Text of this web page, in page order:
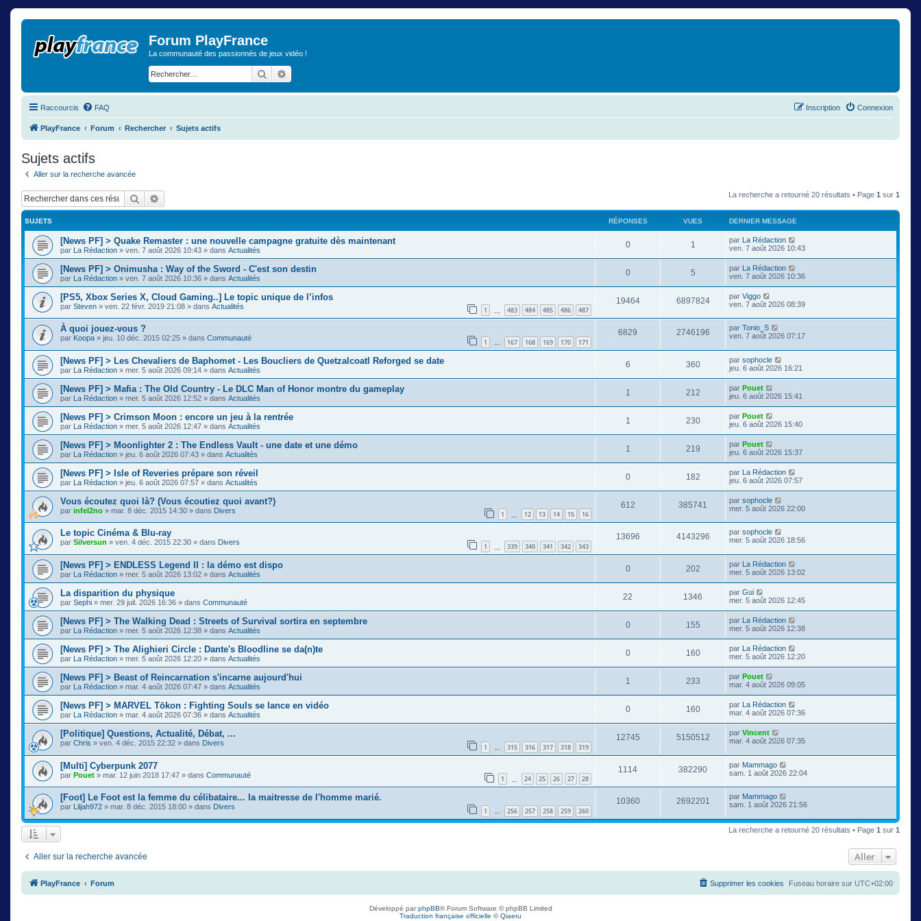
Forum PlayFrance
La communauté des passionnés de jeux vidéo !
Rechercher
Raccourcis FAQ Connexion
Inscription
PlayFrance Forum Rechercher Sujets actifs
Sujets actifs
Aller sur la recherche avancée
Rechercher La recherche a retourné 20 résultats • Page 1 sur 1
SUJETS RÉPONSES VUES DERNIER MESSAGE
[News PF] > Quake Remaster : une nouvelle campagne gratuite dès maintenant
par La Rédaction » ven. 7 août 2026 10:43 » dans Actualités
0 1 par La Rédaction
ven. 7 août 2026 10:43
[News PF] > Onimusha : Way of the Sword - C'est son destin
par La Rédaction » ven. 7 août 2026 10:36 » dans Actualités
0 5 par La Rédaction
ven. 7 août 2026 10:36
[PS5, Xbox Series X, Cloud Gaming..] Le topic unique de l’infos
par Steven » ven. 22 févr. 2019 21:08 » dans Actualités 1 483 484 485 486 487
19464 6897824 par Viggo
ven. 7 août 2026 08:39
À quoi jouez-vous ?
par Koopa » jeu. 10 déc. 2015 02:25 » dans Communauté 1 … 167 168 169 170 171
6829 2746196 par Tonio_S
ven. 7 août 2026 07:17
[News PF] > Les Chevaliers de Baphomet - Les Boucliers de Quetzalcoatl Reforged se date
par La Rédaction » mer. 5 août 2026 09:14 » dans Actualités
6 360 par sophocle
jeu. 6 août 2026 16:21
[News PF] > Mafia : The Old Country - Le DLC Man of Honor montre du gameplay
par La Rédaction » mer. 5 août 2026 12:52 » dans Actualités
1 212 par Pouet
jeu. 6 août 2026 15:41
[News PF] > Crimson Moon : encore un jeu à la rentrée
par La Rédaction » mer. 5 août 2026 12:47 » dans Actualités
1 230 par Pouet
jeu. 6 août 2026 15:40
[News PF] > Moonlighter 2 : The Endless Vault - une date et une démo
par La Rédaction » jeu. 6 août 2026 07:43 » dans Actualités
1 219 par Pouet
jeu. 6 août 2026 15:37
[News PF] > Isle of Reveries prépare son réveil
par La Rédaction » jeu. 6 août 2026 07:57 » dans Actualités
0 182 par La Rédaction
jeu. 6 août 2026 07:57
Vous écoutez quoi là? (Vous écoutiez quoi avant?)
par infel2no » mar. 8 déc. 2015 14:30 » dans Divers 1 12 13 14 15 16
612 385741 par sophocle
mer. 5 août 2026 22:00
Le topic Cinéma & Blu-ray
par Silversun » ven. 4 déc. 2015 22:30 » dans Divers 1 339 340 341 342 343
13696 4143296 par sophocle
mer. 5 août 2026 18:56
[News PF] > ENDLESS Legend II : la démo est dispo
par La Rédaction » mer. 5 août 2026 13:02 » dans Actualités
0 202 par La Rédaction
mer. 5 août 2026 13:02
La disparition du physique
par Sephi » mer. 29 juil. 2026 16:36 » dans Communauté
22 1346 par Gui
mer. 5 août 2026 12:45
[News PF] > The Walking Dead : Streets of Survival sortira en septembre
par La Rédaction » mer. 5 août 2026 12:38 » dans Actualités
0 155 par La Rédaction
mer. 5 août 2026 12:38
[News PF] > The Alighieri Circle : Dante's Bloodline se da(n)te
par La Rédaction » mer. 5 août 2026 12:20 » dans Actualités
0 160 par La Rédaction
mer. 5 août 2026 12:20
[News PF] > Beast of Reincarnation s'incarne aujourd'hui
par La Rédaction » mar. 4 août 2026 07:47 » dans Actualités
1 233 par Pouet
mar. 4 août 2026 09:05
[News PF] > MARVEL Tōkon : Fighting Souls se lance en vidéo
par La Rédaction » mar. 4 août 2026 07:36 » dans Actualités
0 160 par La Rédaction
mar. 4 août 2026 07:36
[Politique] Questions, Actualité, Débat, ...
par Chris » ven. 4 déc. 2015 22:32 » dans Divers 1 … 315 316 317 318 319
12745 5150512 par Vincent
mar. 4 août 2026 07:35
[Multi] Cyberpunk 2077
par Pouet » mar. 12 juin 2018 17:47 » dans Communauté 1 24 25 26 27 28
1114 382290 par Mammago
sam. 1 août 2026 22:04
[Foot] Le Foot est la femme du célibataire... la maitresse de l'homme marié.
par Liljah972 » mar. 8 déc. 2015 18:00 » dans Divers 1 … 256 257 258 259 260
10360 2692201 par Mammago
sam. 1 août 2026 21:56
La recherche a retourné 20 résultats • Page 1 sur 1
Aller sur la recherche avancée Aller
PlayFrance Forum Fuseau horaire sur UTC+02:00
Supprimer les cookies
Développé parphpBB® Forum Software © phpBB Limited
Traduction française officielle ©Qiaeru